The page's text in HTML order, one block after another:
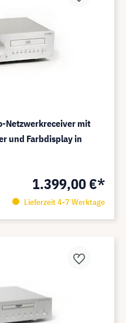
Netzwerkreceiver mit
und Farbdisplay in
1.399,00 €*
Lieferzeit 4-7 Werktage